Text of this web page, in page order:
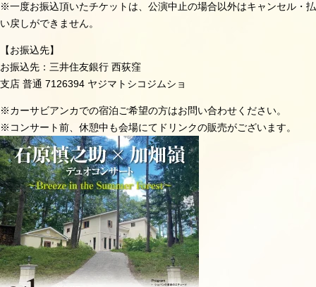
※一度お振込頂いたチケットは、公演中止の場合以外はキャンセル・払
い戻しができません。
【お振込先】
お振込先：三井住友銀行 西荻窪
支店 普通 7126394 ヤジマトシコジムショ
※カーサビアンカでの宿泊ご希望の方はお問い合わせください。
※コンサート前、休憩中も会場にてドリンクの販売がございます。